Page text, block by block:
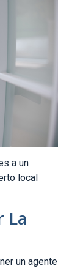
a un
local
La
un agente